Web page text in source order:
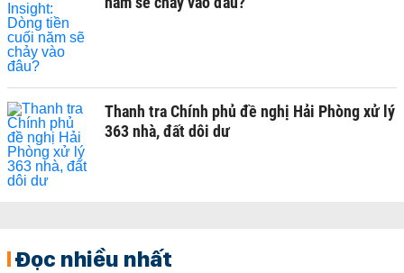
Thanh tra Chính phủ đề nghị Hải Phòng xử lý
363 nhà, đất dôi dư
Đọc nhiều nhất